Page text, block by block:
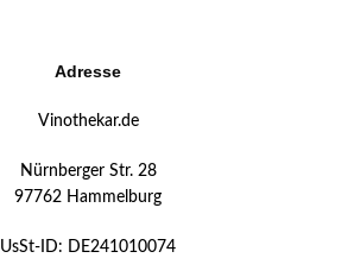
Adresse
Vinothekar.de
Nürnberger Str. 28
97762 Hammelburg
UsSt-ID: DE241010074